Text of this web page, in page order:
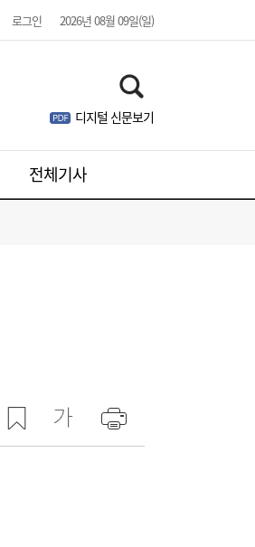
로그인 2026년 08월 09일(일)
디지털 신문보기
전체기사